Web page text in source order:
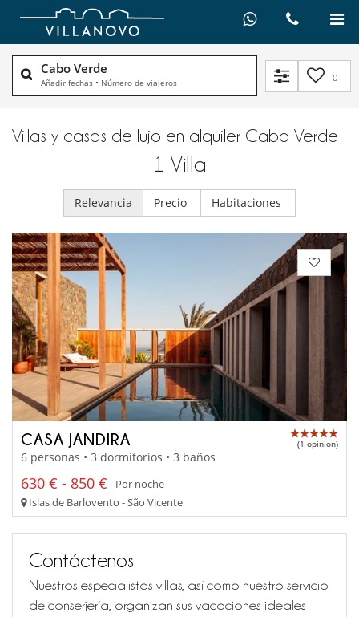
Cabo Verde
Añadir fechas • Número de viajeros 0
Villas y casas de lujo en alquiler​ Cabo Verde
1 Villa
Relevancia Precio Habitaciones
CASA JANDIRA (1 opinion)
6 personas • 3 dormitorios • 3 baños
630 € - 850 €
Por noche
Islas de Barlovento - São Vicente
Contáctenos
Nuestros especialistas villas, así como nuestro servicio
de conserjería, organizan sus vacaciones ideales